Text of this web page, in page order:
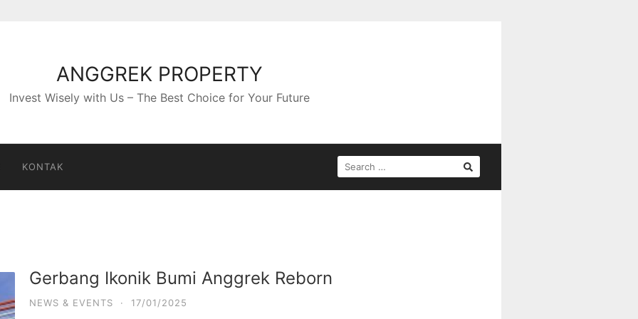
ANGGREK PROPERTY
Invest Wisely with Us – The Best Choice for Your Future
KONTAK
SEARCH
FOR:
Gerbang Ikonik Bumi Anggrek Reborn
NEWS & EVENTS · 17/01/2025